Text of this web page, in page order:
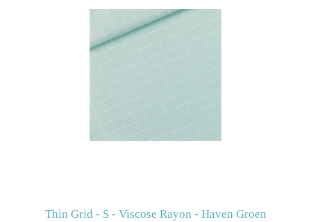
Thin Grid - S - Viscose Rayon - Haven Groen